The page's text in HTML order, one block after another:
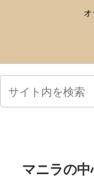
マニラの